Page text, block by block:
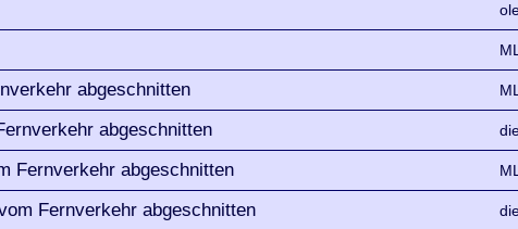
abgeschnitten
abgeschnitten
Fernverkehr abgeschnitten
Fernverkehr abgeschnitten